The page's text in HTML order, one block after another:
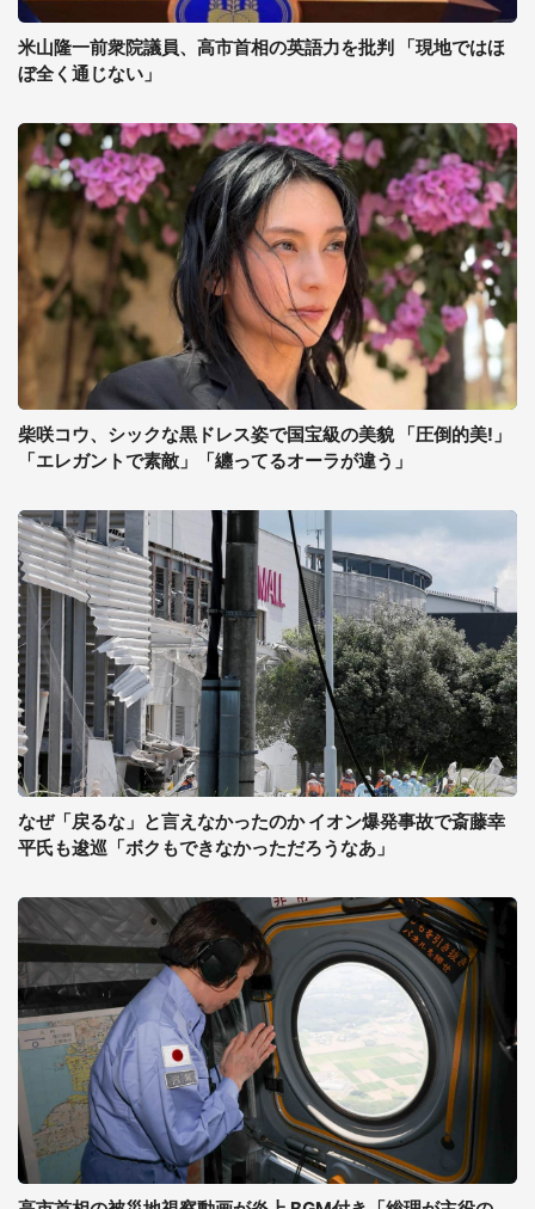
米山隆一前衆院議員、高市首相の英語力を批判 「現地ではほ
ぼ全く通じない」
柴咲コウ、シックな黒ドレス姿で国宝級の美貌 「圧倒的美!」
「エレガントで素敵」「纏ってるオーラが違う」
なぜ「戻るな」と言えなかったのか イオン爆発事故で斎藤幸
平氏も逡巡「ボクもできなかっただろうなあ」